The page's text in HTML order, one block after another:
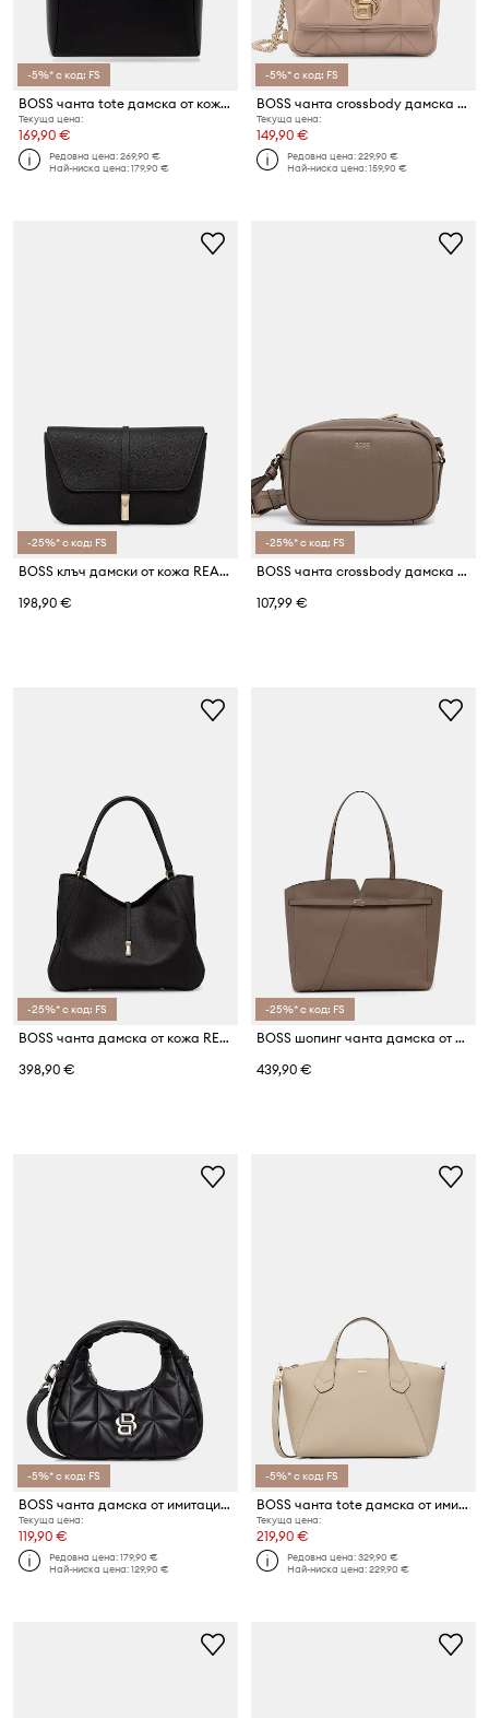
-5%* с код: FS
BOSS чанта tote дамска от кожа NUMAH Tote
Текуща цена:
169,90 €
Редовна цена:269,90 €
Най-ниска цена:179,90 €
-5%* с код: FS
BOSS чанта crossbody дамска от имитация на кожа B_ICON S Sh. Bag QN
Текуща цена:
149,90 €
Редовна цена:229,90 €
Най-ниска цена:159,90 €
-25%* с код: FS
BOSS клъч дамски от кожа REAH CLUTCH
198,90 €
-25%* с код: FS
BOSS чанта crossbody дамска Sandy Crossbody
107,99 €
-25%* с код: FS
BOSS чанта дамска от кожа REAH MEDIUM TOTE
398,90 €
-25%* с код: FS
BOSS шопинг чанта дамска от кожа BOSS REVERS TOTE
439,90 €
-5%* с код: FS
BOSS чанта дамска от имитация на кожа B ICON NEW SM Hobo
Текуща цена:
119,90 €
Редовна цена:179,90 €
Най-ниска цена:129,90 €
-5%* с код: FS
BOSS чанта tote дамска от имитация на кожа Lenah Zip Tote M
Текуща цена:
219,90 €
Редовна цена:329,90 €
Най-ниска цена:229,90 €